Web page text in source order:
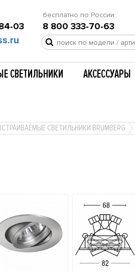
03
бесплатно по России
8 800 333-70-63
СВЕТИЛЬНИКИ АКСЕССУАРЫ
СВЕТИЛЬНИКИ BRUMBERG